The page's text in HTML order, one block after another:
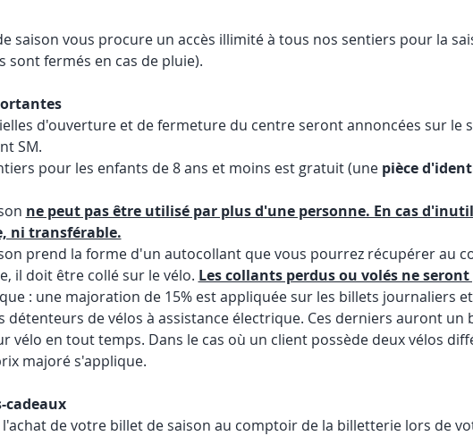
saison vous procure un accès illimité à tous nos sentiers pour la
sont fermés en cas de pluie).
d'ouverture et de fermeture du centre seront annoncées sur le
SM.
pour les enfants de 8 ans et moins est gratuit (une pièce
ne peut pas être utilisé par plus d'une personne. En cas
ni transférable.
prend la forme d'un autocollant que vous pourrez récupérer au
il doit être collé sur le vélo. Les collants perdus ou volés ne
: une majoration de 15% est appliquée sur les billets journaliers
détenteurs de vélos à assistance électrique. Ces derniers auront un
vélo en tout temps. Dans le cas où un client possède deux vélos
majoré s'applique.
cadeaux
de votre billet de saison au comptoir de la billetterie lors de